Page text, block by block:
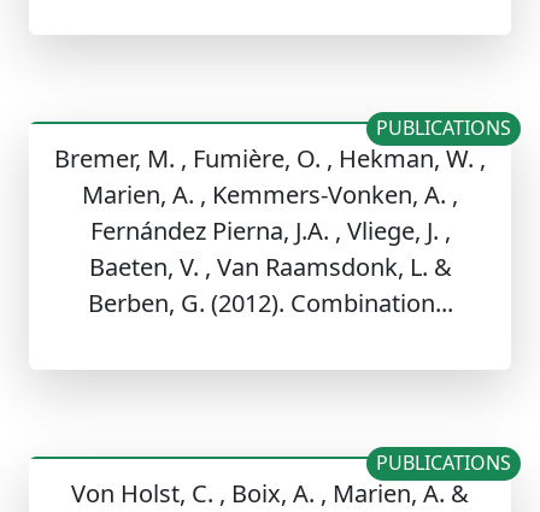
Bremer, M. , Fumière, O. , Hekman, W. ,
Marien, A. , Kemmers-Vonken, A. ,
Fernández Pierna, J.A. , Vliege, J. ,
Baeten, V. , Van Raamsdonk, L. &
Berben, G. (2012). Combination...
PUBLICATIONS
Von Holst, C. , Boix, A. , Marien, A. &
PUBLICATIONS